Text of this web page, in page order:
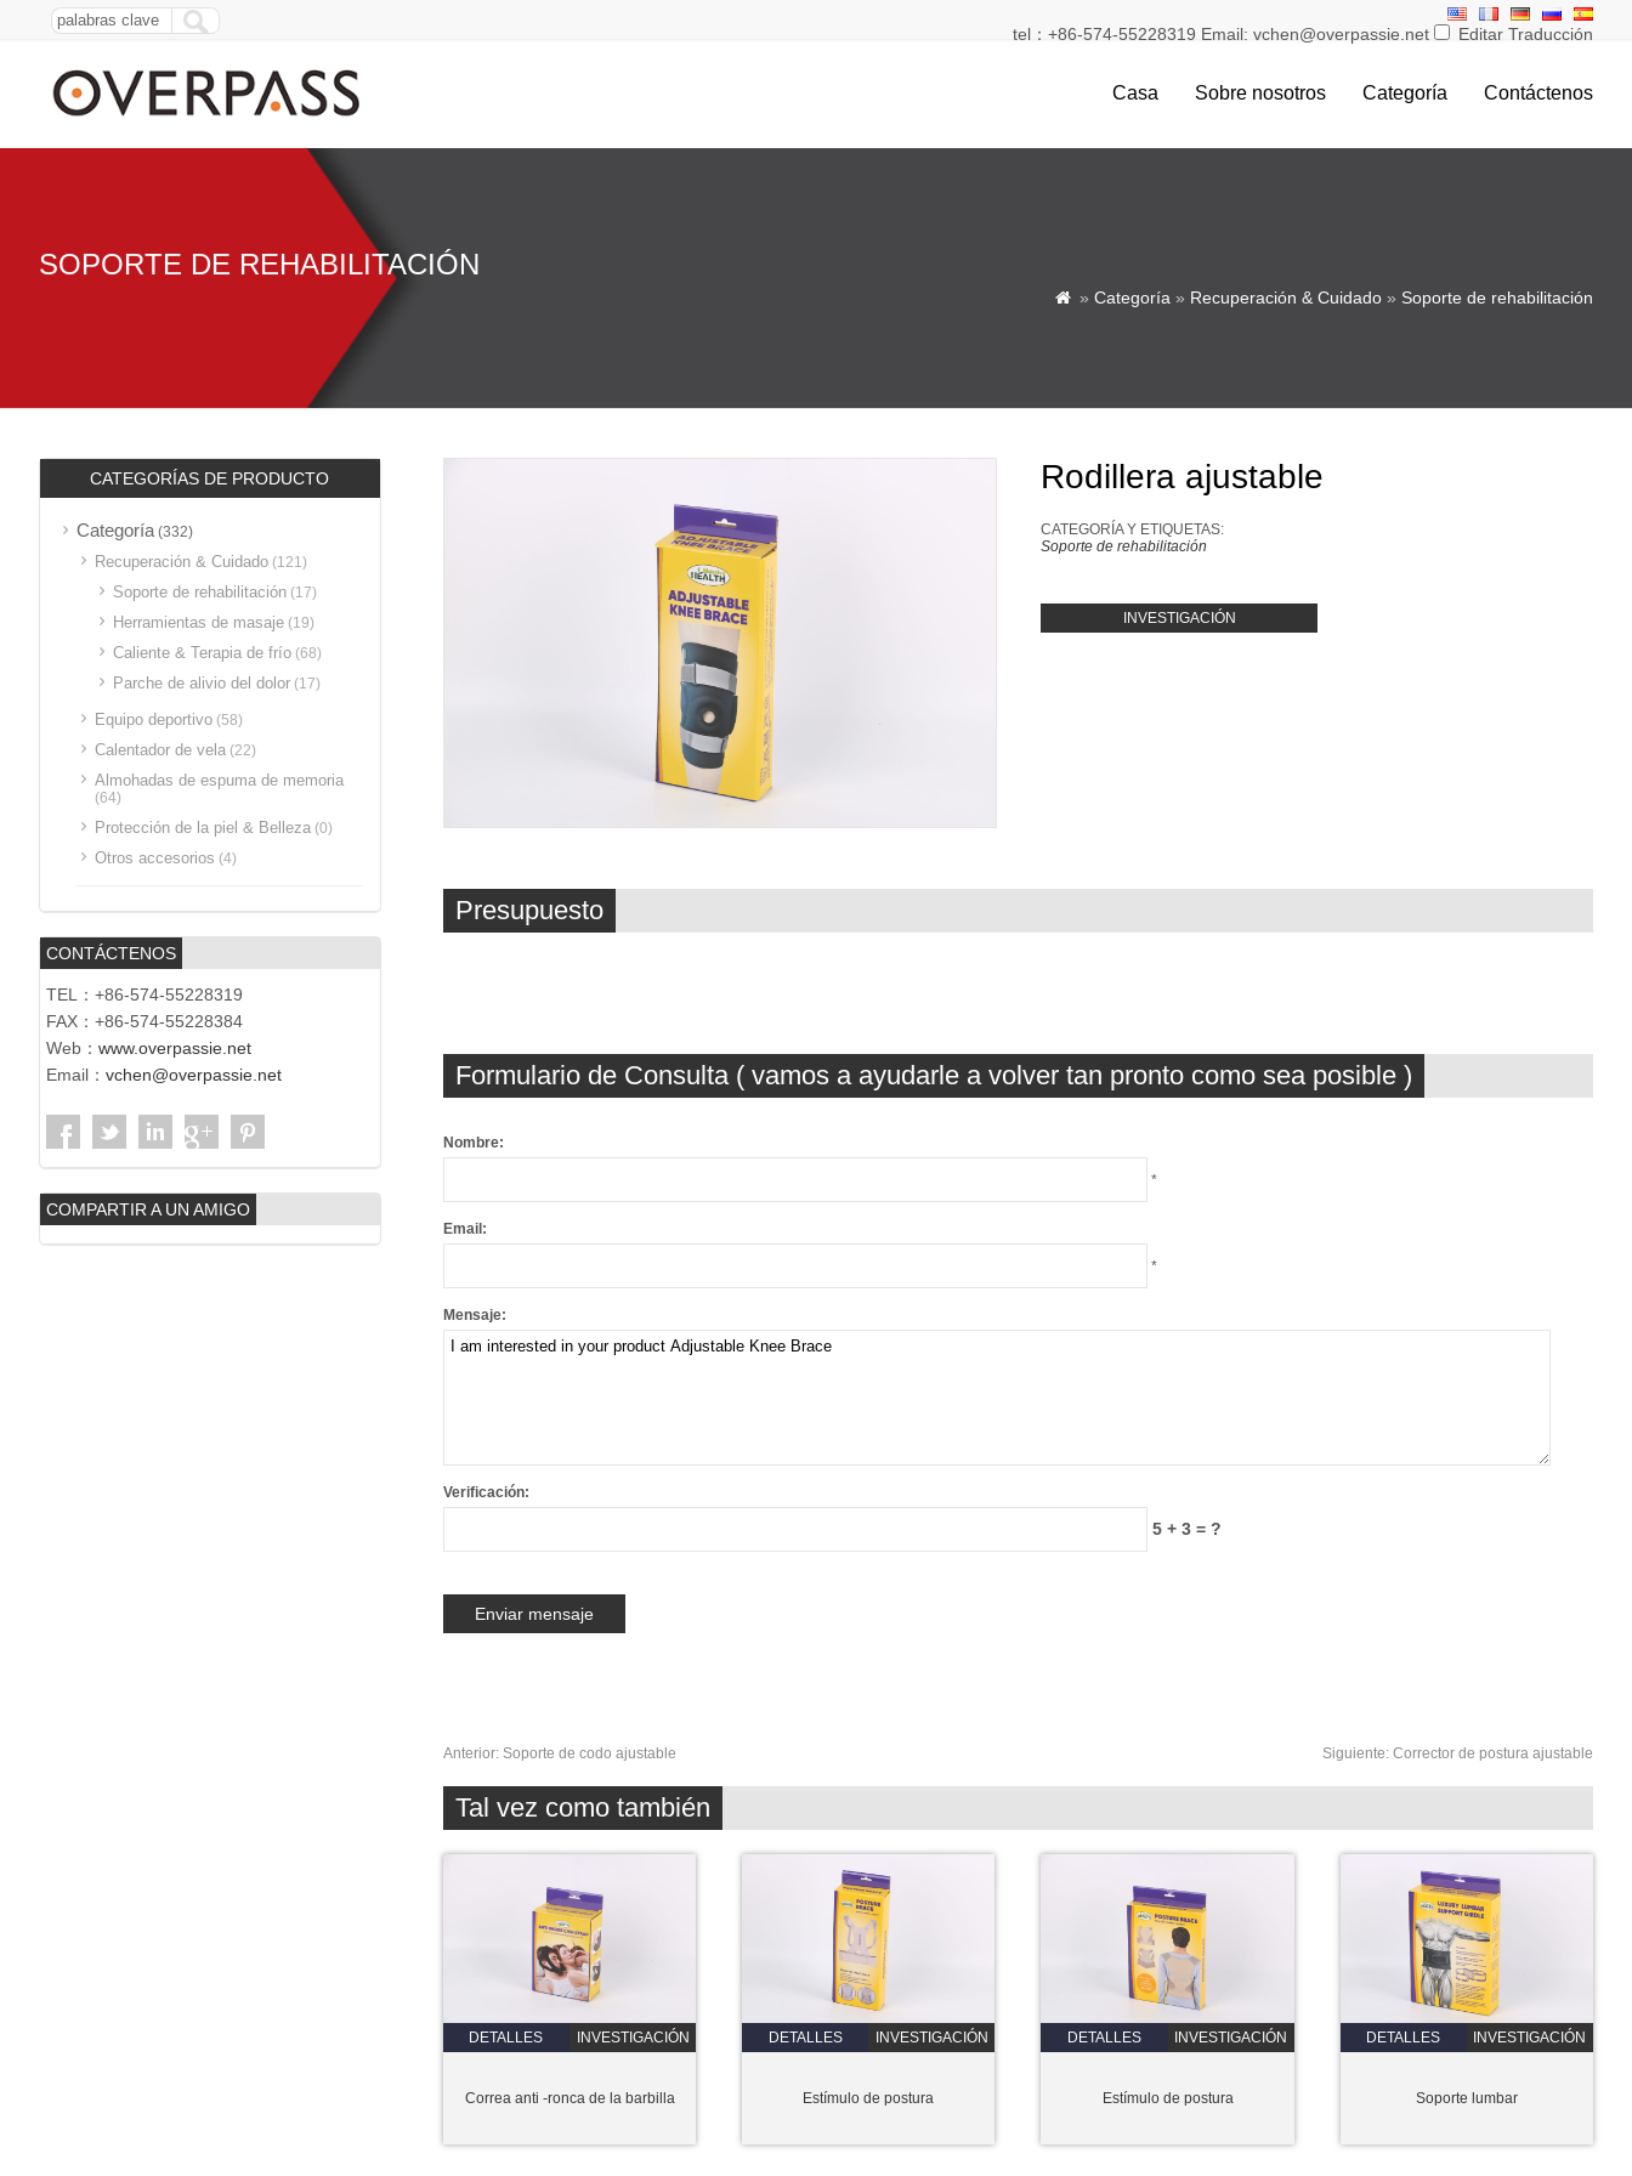
tel：+86-574-55228319 Email: vchen@overpassie.net Editar Traducción
Casa Sobre nosotros Categoría Contáctenos
SOPORTE DE REHABILITACIÓN
 » Categoría » Recuperación & Cuidado » Soporte de rehabilitación
Rodillera ajustable
CATEGORÍA Y ETIQUETAS:
Soporte de rehabilitación
INVESTIGACIÓN
Presupuesto
Formulario de Consulta ( vamos a ayudarle a volver tan pronto como sea posible )
Nombre:
*
Email:
*
Mensaje:
Verificación:
5 + 3 = ?
Anterior: Soporte de codo ajustable Siguiente: Corrector de postura ajustable
Tal vez como también
DETALLES INVESTIGACIÓN
Correa anti -ronca de la barbilla
DETALLES INVESTIGACIÓN
Estímulo de postura
DETALLES INVESTIGACIÓN
Estímulo de postura
DETALLES INVESTIGACIÓN
Soporte lumbar
CATEGORÍAS DE PRODUCTO
Categoría(332)
Recuperación & Cuidado (121)
Soporte de rehabilitación (17)
Herramientas de masaje (19)
Caliente & Terapia de frío (68)
Parche de alivio del dolor (17)
Equipo deportivo (58)
Calentador de vela (22)
Almohadas de espuma de memoria
(64)
Protección de la piel & Belleza (0)
Otros accesorios (4)
CONTÁCTENOS
TEL：+86-574-55228319
FAX：+86-574-55228384
Web： www.overpassie.net
Email： vchen@overpassie.net
COMPARTIR A UN AMIGO